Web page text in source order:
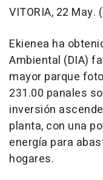
VITORIA, 22 May.
Ekienea ha
Ambiental (DIA)
mayor parque
231.00 panales
inversión
planta, con una
energía para
hogares.